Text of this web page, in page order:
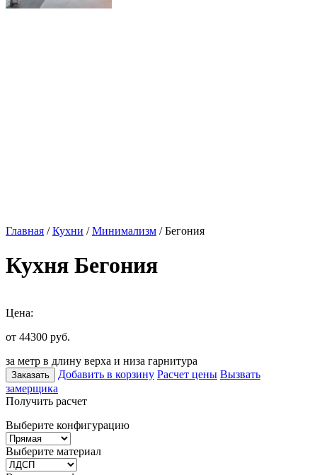
Главная /Кухни /Минимализм / Бегония
Кухня Бегония
Цена:
от 44300 руб.
за метр в длину верха и низа гарнитура
Заказать Добавить в корзину Расчет цены Вызвать
замерщика
Получить расчет
Выберите конфигурацию
Выберите материал